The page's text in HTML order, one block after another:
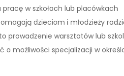
w szkołach lub placówkach
dzieciom i młodzieży
prowadzenie warsztatów lub
o możliwości specjalizacji w